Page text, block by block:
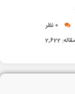
0 نظر
2,622